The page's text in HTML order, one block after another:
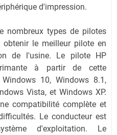
d'impression.
nombreux types de pilotes
le meilleur pilote en
de l'usine. Le pilote HP
à partir de cette
10, Windows 8.1,
Vista, et Windows XP.
compatibilité complète et
Le conducteur est
d'exploitation. Le